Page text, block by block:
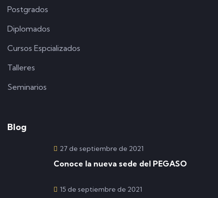
Postgrados
Diplomados
Cursos Espcializados
Talleres
Seminarios
Blog
27 de septiembre de 2021
Conoce la nueva sede del PEGASO
15 de septiembre de 2021